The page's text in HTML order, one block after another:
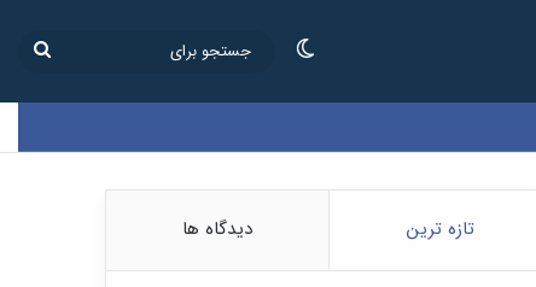
تغییر پوسته
تازه ترین دیدگاه ها